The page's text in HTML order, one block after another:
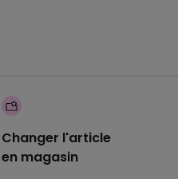
Changer l'article
en magasin